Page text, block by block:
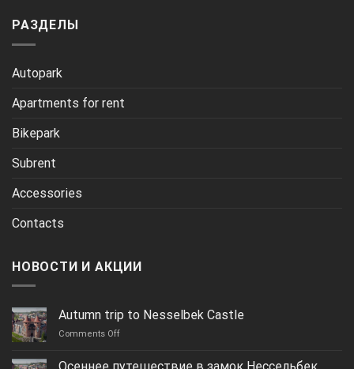
РАЗДЕЛЫ
Autopark
Apartments for rent
Bikepark
Subrent
Accessories
Contacts
НОВОСТИ И АКЦИИ
Autumn trip to Nesselbek Castle
Comments Offon